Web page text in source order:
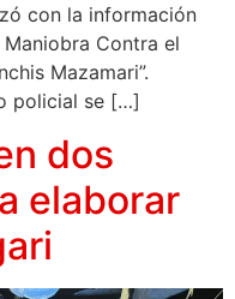
con la información
Contra el
Mazamari”.
policial se […]
dos
elaborar